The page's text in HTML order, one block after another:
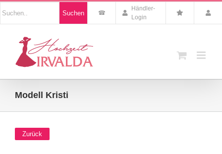
Zum
Inhalt
springen
Produkten
suchen
Suchen
Händler-
Login
Modell Kristi
Zurück